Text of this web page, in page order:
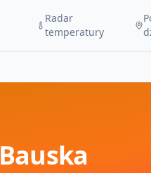
Radar
temperatury
Bauska